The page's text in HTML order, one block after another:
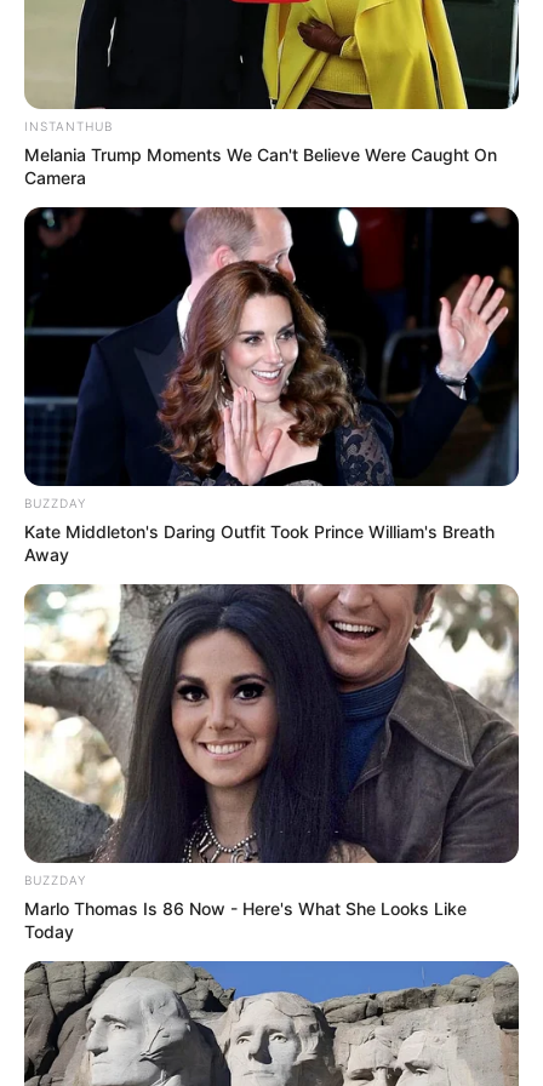
Basta imprimir o molde, recortar no EVA e colar
os detalhes.
Pinterest
INSTANTHUB
Melania Trump Moments We Can't Believe Were Caught On
Camera
BUZZDAY
Kate Middleton's Daring Outfit Took Prince William's Breath
Away
BUZZDAY
Marlo Thomas Is 86 Now - Here's What She Looks Like
Today